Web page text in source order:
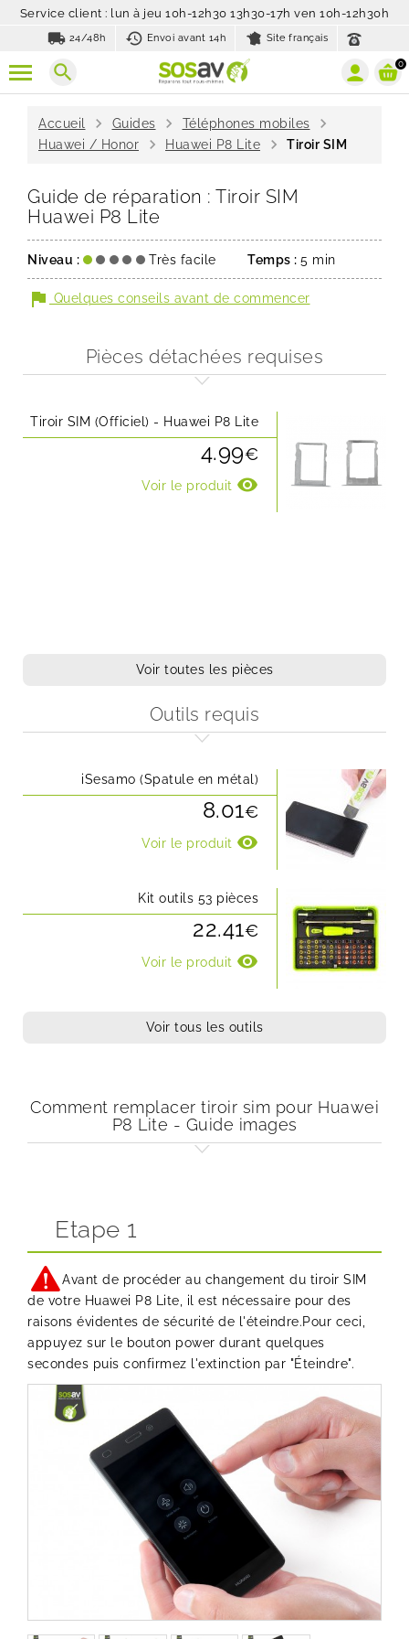
Service client : lun à jeu 10h-12h30 13h30-17h ven 10h-12h30h
local_shipping 24/48h history_toggle_off
Envoi avant 14h Site français
search 0
Accueil chevron_right Guides chevron_right Téléphones mobiles chevron_right
Huawei / Honor chevron_right Huawei P8 Lite chevron_right Tiroir SIM
Guide de réparation : Tiroir SIM
Huawei P8 Lite
Niveau : Très facile Temps : 5 min
flag Quelques conseils avant de commencer
Pièces détachées requises
Tiroir SIM (Officiel) - Huawei P8 Lite
4.99€
Voir le produit visibility
Voir toutes les pièces
Outils requis
iSesamo (Spatule en métal)
8.01€
Voir le produit visibility
Kit outils 53 pièces
22.41€
Voir le produit visibility
Voir tous les outils
Comment remplacer tiroir sim pour Huawei
P8 Lite - Guide images
Etape 1
Avant de procéder au changement du tiroir SIM
de votre Huawei P8 Lite, il est nécessaire pour des
raisons évidentes de sécurité de l'éteindre.Pour ceci,
appuyez sur le bouton power durant quelques
secondes puis confirmez l'extinction par "Éteindre".